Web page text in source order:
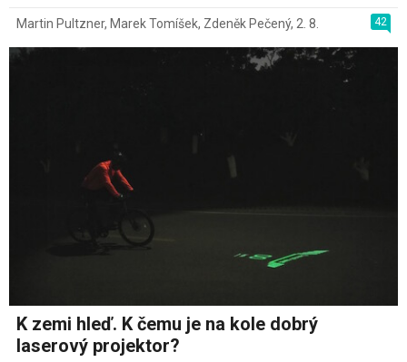
42
Martin Pultzner, Marek Tomíšek, Zdeněk Pečený, 2. 8.
K zemi hleď. K čemu je na kole dobrý
laserový projektor?